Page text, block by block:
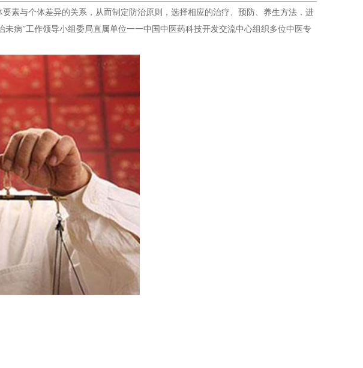
与个体差异的关系，从而制定防治原则，选择相应的治疗、预防、养生方法．进
病”工作领导小组委局直属单位一一中国中医药科技开发交流中心组织多位中医专